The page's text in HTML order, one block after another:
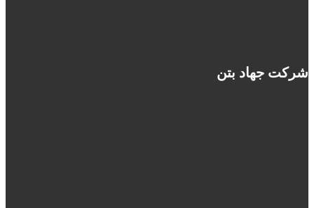
شرکت جهاد بتن